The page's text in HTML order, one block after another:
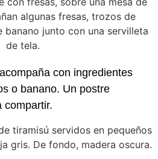
acompaña con ingredientes
o banano. Un postre
compartir.